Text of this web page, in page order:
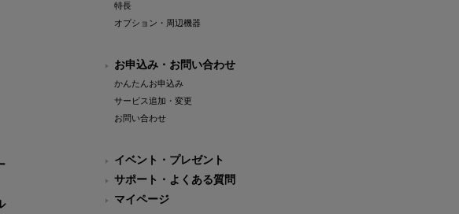
特長
オプション・周辺機器
お申込み・お問い合わせ
かんたんお申込み
サービス追加・変更
お問い合わせ
イベント・プレゼント
サポート・よくある質問
マイページ